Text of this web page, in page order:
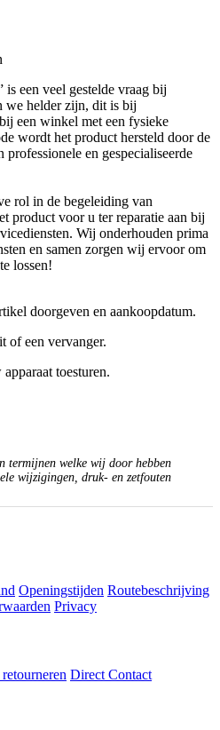
is een veel gestelde vraag bij
we helder zijn, dit is bij
een winkel met een fysieke
wordt het product hersteld door de
en gespecialiseerde
rol in de begeleiding van
product voor u ter reparatie aan bij
Wij onderhouden prima
en samen zorgen wij ervoor om
lossen!
doorgeven en aankoopdatum.
of een vervanger.
toesturen.
termijnen welke wij door hebben
wijzigingen, druk- en zetfouten
Openingstijden Routebeschrijving
Privacy
Direct Contact